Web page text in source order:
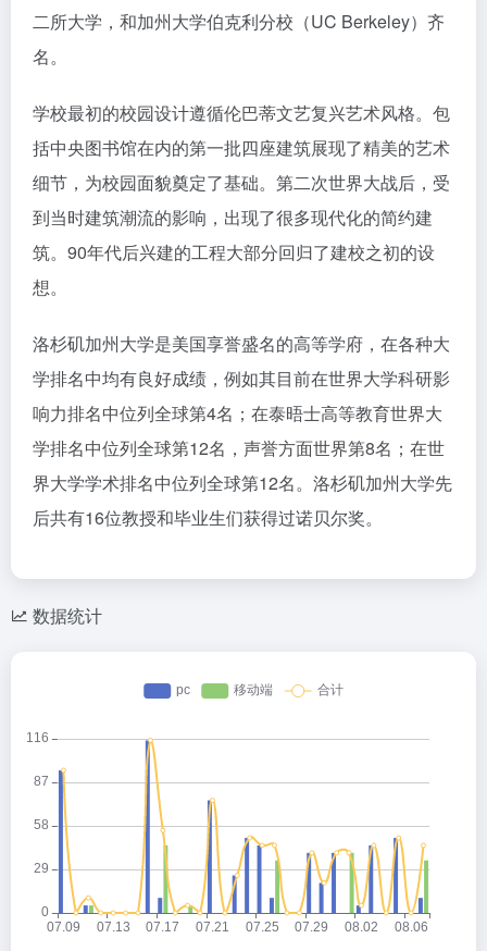
二所大学，和加州大学伯克利分校（UC Berkeley）齐
名。
学校最初的校园设计遵循伦巴蒂文艺复兴艺术风格。包
括中央图书馆在内的第一批四座建筑展现了精美的艺术
细节，为校园面貌奠定了基础。第二次世界大战后，受
到当时建筑潮流的影响，出现了很多现代化的简约建
筑。90年代后兴建的工程大部分回归了建校之初的设
想。
洛杉矶加州大学是美国享誉盛名的高等学府，在各种大
学排名中均有良好成绩，例如其目前在世界大学科研影
响力排名中位列全球第4名；在泰晤士高等教育世界大
学排名中位列全球第12名，声誉方面世界第8名；在世
界大学学术排名中位列全球第12名。洛杉矶加州大学先
后共有16位教授和毕业生们获得过诺贝尔奖。
数据统计